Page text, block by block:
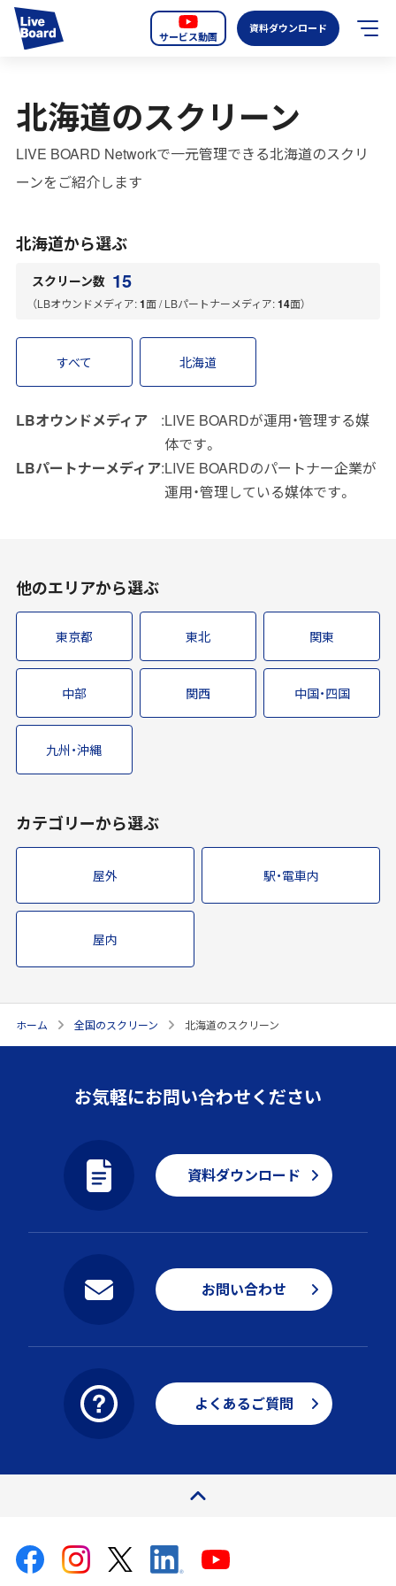
サービス動画
資料ダウンロード
サービス紹介
導入事例
全国のスクリーン
お知らせ
オーディエンスデータの階層
インプレッションデータの算出方法
お問い合わせ
北海道のスクリーン
LIVE BOARD Networkで一元管理できる北海道のスクリ
ーンをご紹介します
北海道から選ぶ
スクリーン数 15
（LBオウンドメディア:1面 / LBパートナーメディア:14面）
すべて 北海道
LBオウンドメディア
LIVE BOARDが運用・管理する媒
体です。
LBパートナーメディア LIVE BOARDのパートナー企業が
運用・管理している媒体です。
他のエリアから選ぶ
東京都 東北 関東
中部 関西 中国・四国
九州・沖縄
カテゴリーから選ぶ
屋外 駅・電車内
屋内
ホーム 全国のスクリーン 北海道のスクリーン
お気軽にお問い合わせください
資料ダウンロード
お問い合わせ
よくあるご質問